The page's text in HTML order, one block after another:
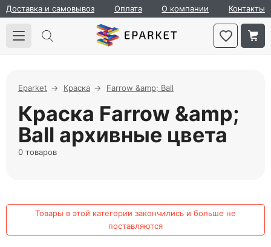
Доставка и самовывоз Оплата О компании Контакты
Eparket Краска Farrow &amp; Ball
Краска Farrow &amp;
Ball архивные цвета
0 товаров
Товары в этой категории закончились и больше не
поставляются